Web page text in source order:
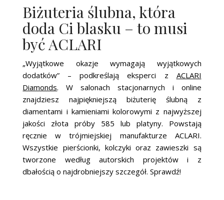
Biżuteria ślubna, która
doda Ci blasku – to musi
być ACLARI
„Wyjątkowe okazje wymagają wyjątkowych
dodatków” – podkreślają eksperci z ACLARI
Diamonds. W salonach stacjonarnych i online
znajdziesz najpiękniejszą biżuterię ślubną z
diamentami i kamieniami kolorowymi z najwyższej
jakości złota próby 585 lub platyny. Powstają
ręcznie w trójmiejskiej manufakturze ACLARI.
Wszystkie pierścionki, kolczyki oraz zawieszki są
tworzone według autorskich projektów i z
dbałością o najdrobniejszy szczegół. Sprawdź!